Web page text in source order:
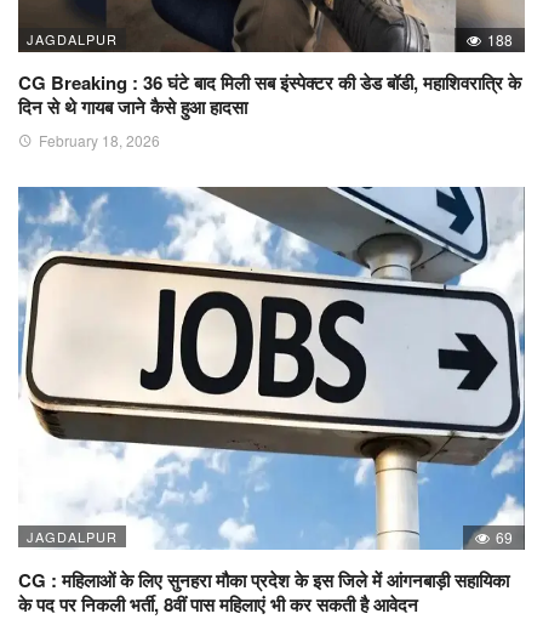
JAGDALPUR 188
CG Breaking : 36 घंटे बाद मिली सब इंस्पेक्टर की डेड बॉडी, महाशिवरात्रि के
दिन से थे गायब जाने कैसे हुआ हादसा
February 18, 2026
JAGDALPUR 69
CG : महिलाओं के लिए सुनहरा मौका प्रदेश के इस जिले में आंगनबाड़ी सहायिका
के पद पर निकली भर्ती, 8वीं पास महिलाएं भी कर सकती है आवेदन